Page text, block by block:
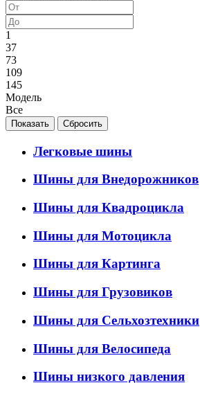
1
37
73
109
145
Модель
Все
Легковые шины
Шины для Внедорожников
Шины для Квадроцикла
Шины для Мотоцикла
Шины для Картинга
Шины для Грузовиков
Шины для Сельхозтехники
Шины для Велосипеда
Шины низкого давления